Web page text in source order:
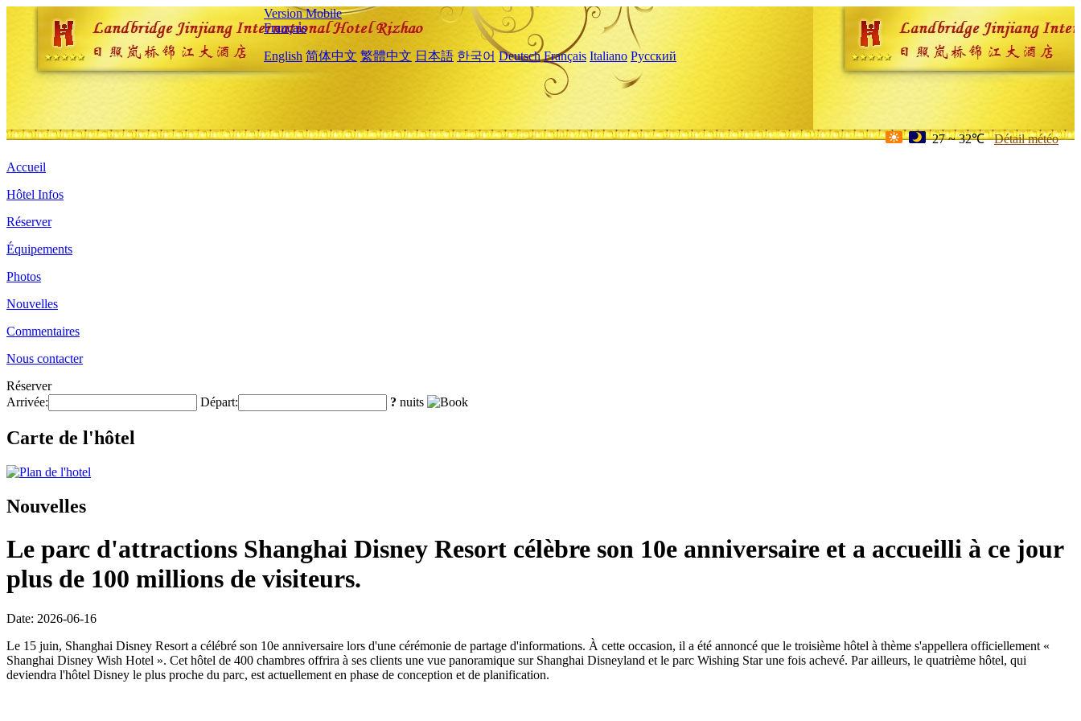
Version Mobile
Français
English 简体中文 繁體中文 日本語 한국어 Deutsch Français Italiano Русский
27 ~ 32℃ Détail météo
Accueil
Hôtel Infos
Réserver
Équipements
Photos
Nouvelles
Commentaires
Nous contacter
Réserver
Arrivée:
Départ: ? nuits
Carte de l'hôtel
Nouvelles
Le parc d'attractions Shanghai Disney Resort célèbre son 10e anniversaire et a accueilli à ce jour
plus de 100 millions de visiteurs.
Date: 2026-06-16
Le 15 juin, Shanghai Disney Resort a célébré son 10e anniversaire lors d'une cérémonie de partage d'informations. À cette occasion, il a été annoncé que le troisième hôtel à thème s'appellera officiellement «
Shanghai Disney Wish Hotel ». Cet hôtel de 400 chambres offrira à ses clients une vue panoramique sur Shanghai Disneyland et le parc Wishing Star une fois achevé. Par ailleurs, le quatrième hôtel, qui
deviendra l'hôtel Disney le plus proche du parc, est actuellement en phase de conception et de planification.